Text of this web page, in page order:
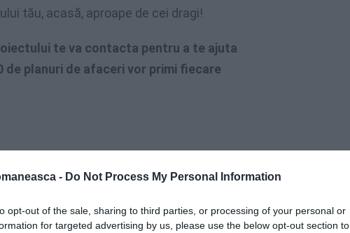
- Do Not Process My Personal Information
opt-out of the sale, sharing to third parties, or processing of your personal or
for targeted advertising by us, please use the below opt-out section to
tău, acasă, aproape de cei dragi!
te va contacta pentru a te ajuta
planuri de afaceri vor primi fiecare
– finanțare integrală, nerambursabilă,
grozavă și ne convinge că se descurcă să
necesară ca să faci ce trebuie cu